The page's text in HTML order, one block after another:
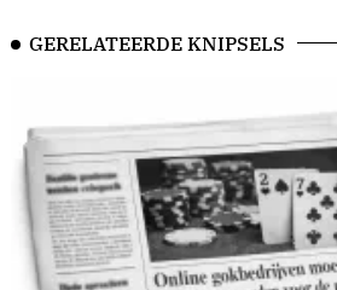
GERELATEERDE KNIPSELS